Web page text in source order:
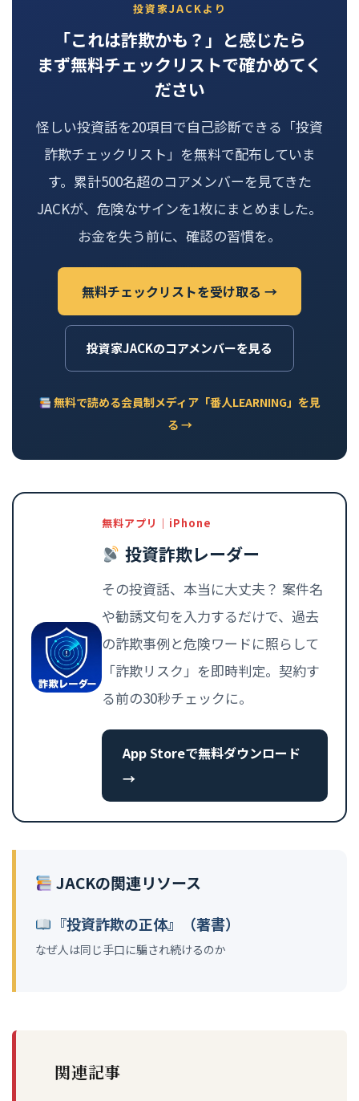
投資家JACKより
「これは詐欺かも？」と感じたら
まず無料チェックリストで確かめてく
ださい
怪しい投資話を20項目で自己診断できる「投資
詐欺チェックリスト」を無料で配布していま
す。累計500名超のコアメンバーを見てきた
JACKが、危険なサインを1枚にまとめました。
お金を失う前に、確認の習慣を。
無料チェックリストを受け取る →
投資家JACKのコアメンバーを見る
無料で読める会員制メディア「番人LEARNING」を見
る →
無料アプリ｜iPhone
投資詐欺レーダー
その投資話、本当に大丈夫？ 案件名
や勧誘文句を入力するだけで、過去
の詐欺事例と危険ワードに照らして
「詐欺リスク」を即時判定。契約す
る前の30秒チェックに。
App Storeで無料ダウンロード
→
JACKの関連リソース
『投資詐欺の正体』（著書）
なぜ人は同じ手口に騙され続けるのか
関連記事